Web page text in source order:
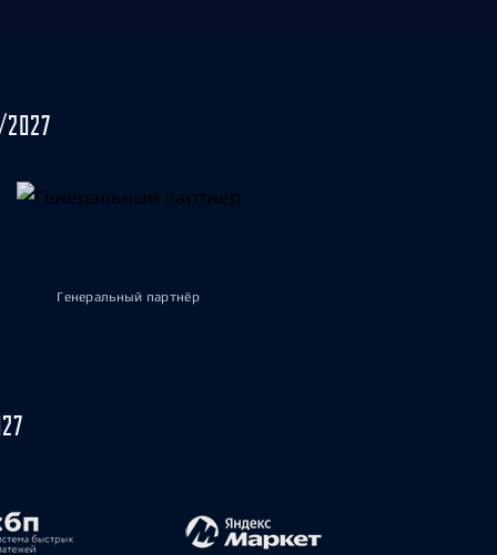
Генеральный партнёр